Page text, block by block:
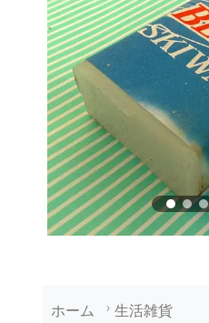
ホーム 生活雑貨